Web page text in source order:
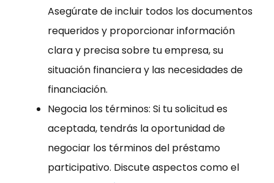
Asegúrate de incluir todos los documentos
requeridos y proporcionar información
clara y precisa sobre tu empresa, su
situación financiera y las necesidades de
financiación.
Negocia los términos: Si tu solicitud es
aceptada, tendrás la oportunidad de
negociar los términos del préstamo
participativo. Discute aspectos como el